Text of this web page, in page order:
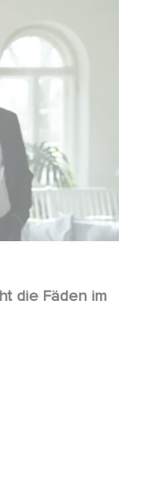
die Fäden im
die Fäden